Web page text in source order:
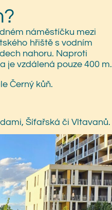
náměstíčku mezi
hřiště s vodním
nahoru. Naproti
je vzdálená pouze 400 m.
Černý kůň.
Šífařská či Vltavanů.